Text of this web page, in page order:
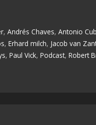
, Andrés Chaves, Antonio
, Erhard milch, Jacob van
, Paul Vick, Podcast, Robert